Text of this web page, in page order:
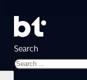
Search